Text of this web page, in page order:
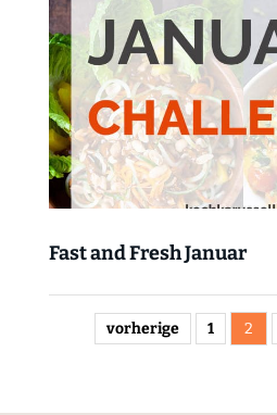
Fast and Fresh Januar
vorherige 1 2